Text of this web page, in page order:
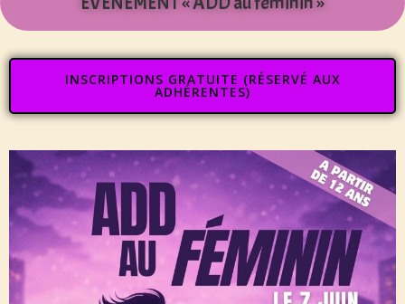
INSCRIPTIONS GRATUITE (RÉSERVÉ AUX
ADHÉRENTES)